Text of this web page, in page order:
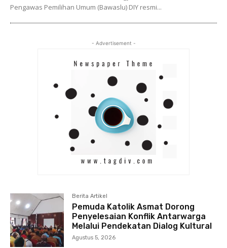
Pengawas Pemilihan Umum (Bawaslu) DIY resmi...
- Advertisement -
Berita Artikel
Pemuda Katolik Asmat Dorong
Penyelesaian Konflik Antarwarga
Melalui Pendekatan Dialog Kultural
Agustus 5, 2026